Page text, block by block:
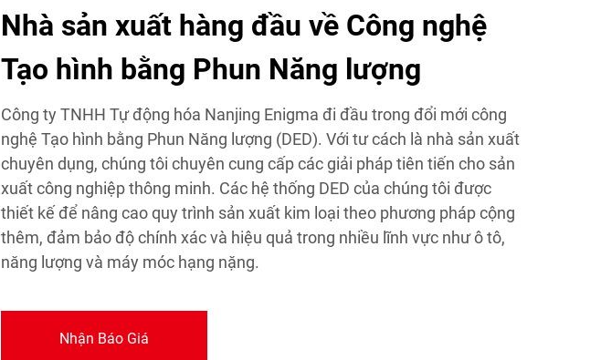
Nhà sản xuất hàng đầu về Công nghệ
Tạo hình bằng Phun Năng lượng
Công ty TNHH Tự động hóa Nanjing Enigma đi đầu trong đổi mới công
nghệ Tạo hình bằng Phun Năng lượng (DED). Với tư cách là nhà sản xuất
chuyên dụng, chúng tôi chuyên cung cấp các giải pháp tiên tiến cho sản
xuất công nghiệp thông minh. Các hệ thống DED của chúng tôi được
thiết kế để nâng cao quy trình sản xuất kim loại theo phương pháp cộng
thêm, đảm bảo độ chính xác và hiệu quả trong nhiều lĩnh vực như ô tô,
năng lượng và máy móc hạng nặng.
Nhận Báo Giá